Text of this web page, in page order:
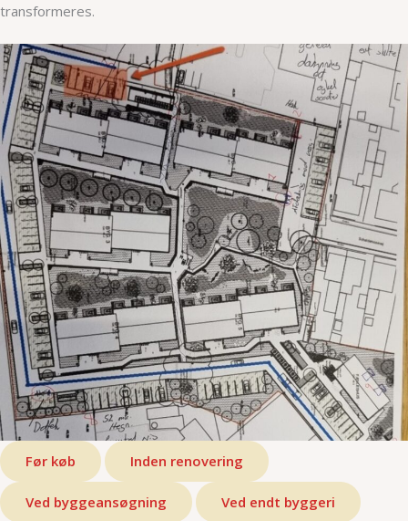
transformeres.
Før køb Inden renovering
Ved byggeansøgning
Ved endt byggeri